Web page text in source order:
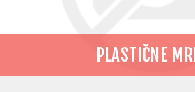
PLASTIČNE